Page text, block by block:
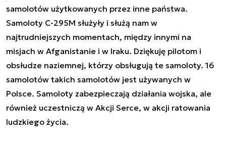
samolotów użytkowanych przez inne państwa.
Samoloty C-295M służyły i służą nam w
najtrudniejszych momentach, między innymi na
misjach w Afganistanie i w Iraku. Dziękuję pilotom i
obsłudze naziemnej, którzy obsługują te samoloty. 16
samolotów takich samolotów jest używanych w
Polsce. Samoloty zabezpieczają działania wojska, ale
również uczestniczą w Akcji Serce, w akcji ratowania
ludzkiego życia.